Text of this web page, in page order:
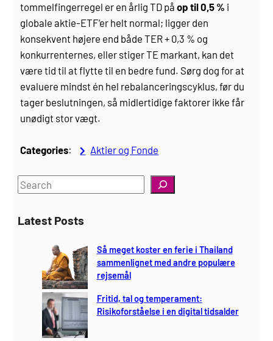
tommelfingerregel er en årlig TD påop til 0,5 % i
globale aktie-ETF’er helt normal; ligger den
konsekvent højere end både TER + 0,3 % og
konkurrenternes, eller stiger TE markant, kan det
være tid til at flytte til en bedre fund. Sørg dog for at
evaluere mindst én hel rebalanceringscyklus, før du
tager beslutningen, så midlertidige faktorer ikke får
unødigt stor vægt.
Categories: Aktier og Fonde
S
aLatest Posts
Så meget koster en ferie i Thailand
sammenlignet med andre populære
rejsemål
Fritid, tal og temperament:
Risikoforståelse i en digital tidsalder